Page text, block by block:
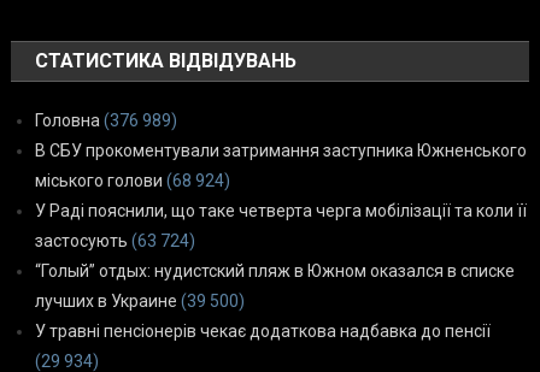
СТАТИСТИКА ВІДВІДУВАНЬ
Головна (376 989)
В СБУ прокоментували затримання заступника Южненського
міського голови (68 924)
У Раді пояснили, що таке четверта черга мобілізації та коли її
застосують (63 724)
“Голый” отдых: нудистский пляж в Южном оказался в списке
лучших в Украине (39 500)
У травні пенсіонерів чекає додаткова надбавка до пенсії
(29 934)